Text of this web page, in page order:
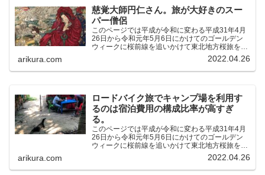
慈覚大師円仁さん。旅が大好きのスー
パー僧侶
このページでは平成が令和に変わる平成31年4月
26日から令和元年5月6日にかけてのゴールデン
ウィークに桜前線を追いかけて東北地方桜旅を車
中泊大遠征10泊11日した時の記録をまとめたも
のです。（結論）「桜前線なんてものはテレビの
中にしか存在し...
arikura.com 2022.04.26
ロードバイク旅でキャンプ場を利用す
るのは宿泊費用の構成比率が高すぎ
る。
このページでは平成が令和に変わる平成31年4月
26日から令和元年5月6日にかけてのゴールデン
ウィークに桜前線を追いかけて東北地方桜旅を車
中泊大遠征10泊11日した時の記録をまとめたも
のです。（結論）「桜前線なんてものはテレビの
中にしか存在し...
arikura.com 2022.04.26